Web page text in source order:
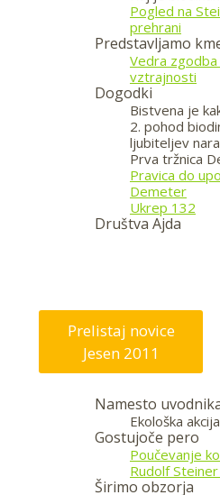
Pogled na
prehrani
Predstavljamo
Vedra
vztrajnosti
Dogodki
Bistvena je
2. pohod
ljubiteljev
Prva tržnica
Pravica do
Demeter
Ukrep 132
Društva Ajda
Prelistaj novice
Jesen 2011
Namesto
Ekološka
Gostujoče pero
Poučevanje
Rudolf
Širimo obzorja